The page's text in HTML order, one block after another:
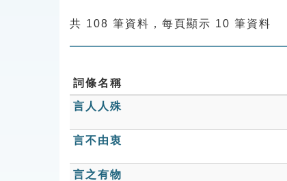
共 108 筆資料，每頁顯示 10 筆資料
詞條名稱
言人人殊
言不由衷
言之有物